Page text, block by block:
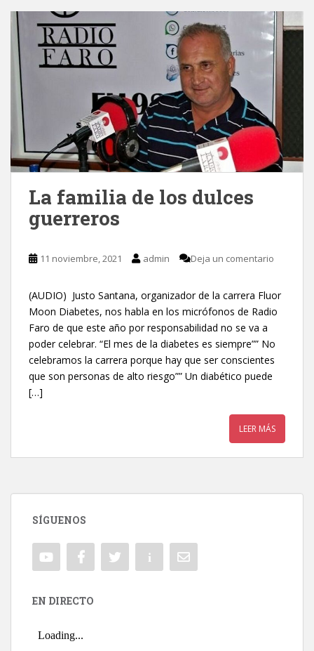
La familia de los dulces
guerreros
11 noviembre, 2021 admin Deja un comentario
(AUDIO) Justo Santana, organizador de la carrera Fluor
Moon Diabetes, nos habla en los micrófonos de Radio
Faro de que este año por responsabilidad no se va a
poder celebrar. “El mes de la diabetes es siempre”” No
celebramos la carrera porque hay que ser conscientes
que son personas de alto riesgo”” Un diabético puede
[…]
LEER MÁS
SÍGUENOS
EN DIRECTO